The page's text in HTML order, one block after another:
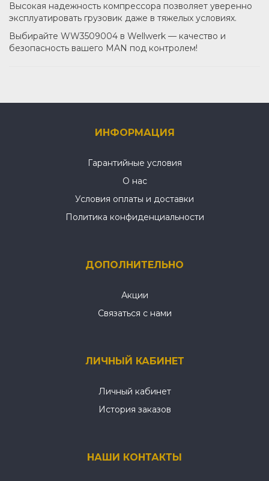
Высокая надежность компрессора позволяет уверенно
эксплуатировать грузовик даже в тяжелых условиях.
Выбирайте WW3509004 в Wellwerk — качество и
безопасность вашего MAN под контролем!
ИНФОРМАЦИЯ
Гарантийные условия
О нас
Условия оплаты и доставки
Политика конфиденциальности
ДОПОЛНИТЕЛЬНО
Акции
Связаться с нами
ЛИЧНЫЙ КАБИНЕТ
Личный кабинет
История заказов
НАШИ КОНТАКТЫ